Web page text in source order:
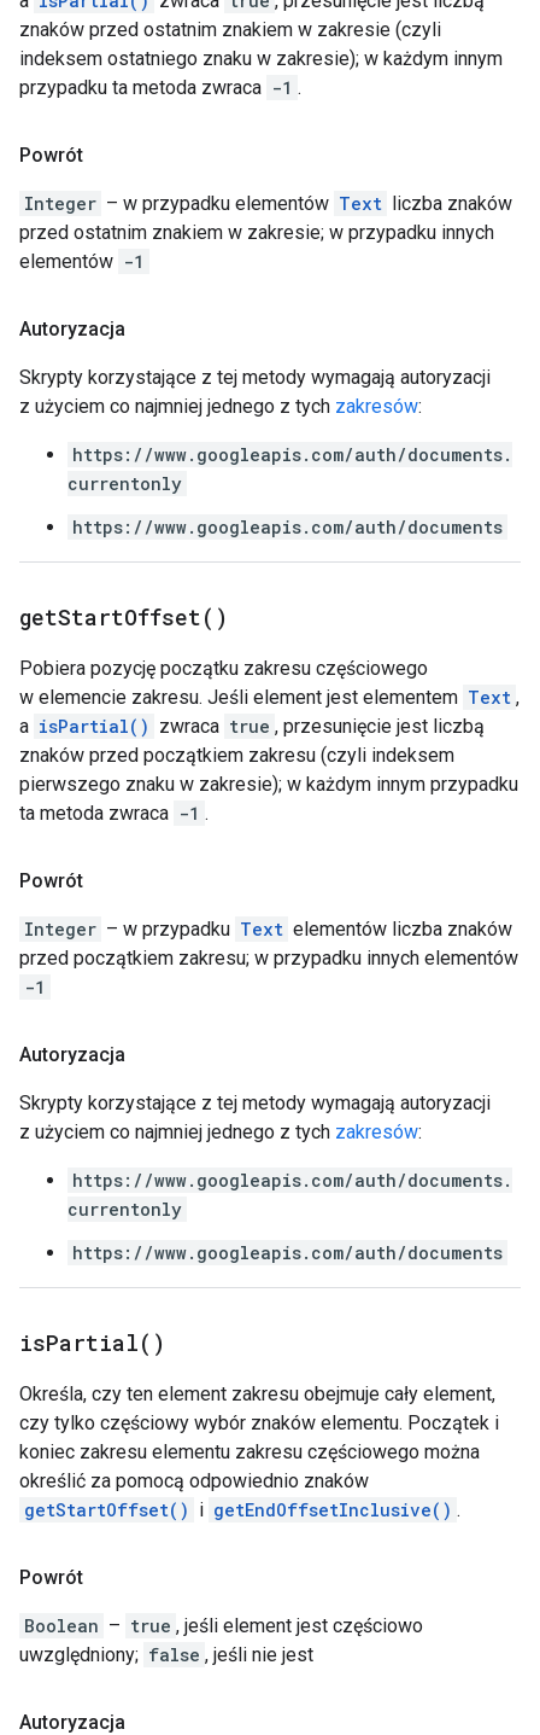
znaków przed ostatnim znakiem w zakresie (czyli
indeksem ostatniego znaku w zakresie); w każdym innym
przypadku ta metoda zwraca -1 .
Powrót
Integer – w przypadku elementów Text liczba znaków
przed ostatnim znakiem w zakresie; w przypadku innych
elementów -1
Autoryzacja
Skrypty korzystające z tej metody wymagają autoryzacji
z użyciem co najmniej jednego z tych zakresów:
https://www.googleapis.com/auth/documents.
currentonly
https://www.googleapis.com/auth/documents
getStartOffset( )
Pobiera pozycję początku zakresu częściowego
w elemencie zakresu. Jeśli element jest elementem Text ,
a isPartial() zwraca true , przesunięcie jest liczbą
znaków przed początkiem zakresu (czyli indeksem
pierwszego znaku w zakresie); w każdym innym przypadku
ta metoda zwraca -1 .
Powrót
Integer – w przypadku Text elementów liczba znaków
przed początkiem zakresu; w przypadku innych elementów
-1
Autoryzacja
Skrypty korzystające z tej metody wymagają autoryzacji
z użyciem co najmniej jednego z tych zakresów:
https://www.googleapis.com/auth/documents.
currentonly
https://www.googleapis.com/auth/documents
isPartial( )
Określa, czy ten element zakresu obejmuje cały element,
czy tylko częściowy wybór znaków elementu. Początek i
koniec zakresu elementu zakresu częściowego można
określić za pomocą odpowiednio znaków
getStartOffset() i getEndOffsetInclusive() .
Powrót
Boolean – true , jeśli element jest częściowo
uwzględniony; false , jeśli nie jest
Autoryzacja